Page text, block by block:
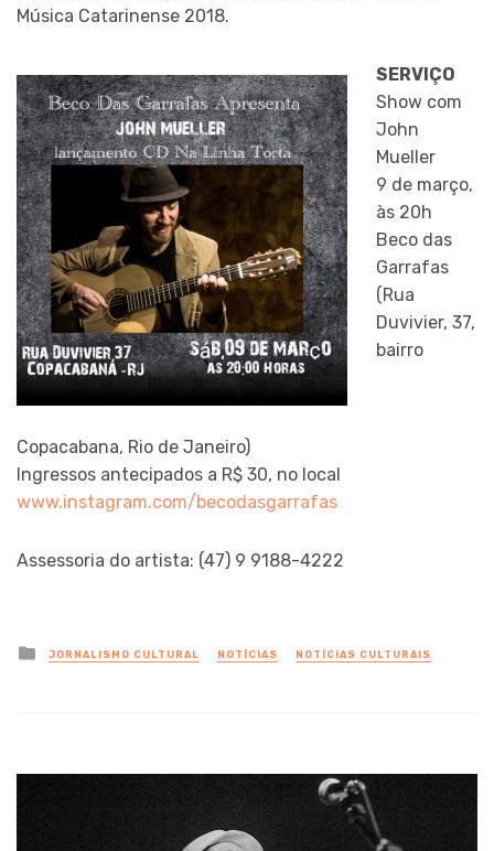
Música Catarinense 2018.
SERVIÇO
Show com
John
Mueller
9 de março,
às 20h
Beco das
Garrafas
(Rua
Duvivier, 37,
bairro
Copacabana, Rio de Janeiro)
Ingressos antecipados a R$ 30, no local
www.instagram.com/becodasgarrafas
Assessoria do artista: (47) 9 9188-4222
Posted
in
JORNALISMO CULTURAL NOTÍCIAS NOTÍCIAS CULTURAIS